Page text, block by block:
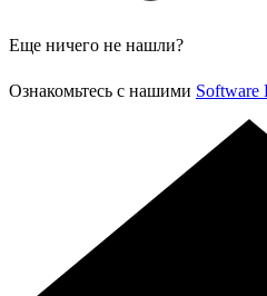
Еще ничего не нашли?
Ознакомьтесь с нашими Software